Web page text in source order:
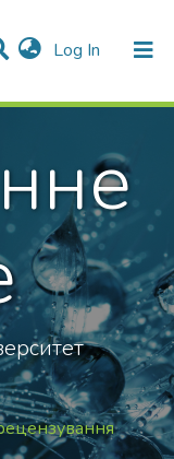
Log In (current)